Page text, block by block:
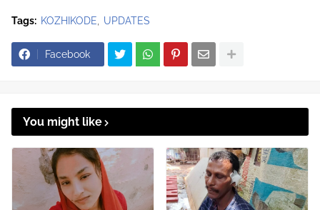
Tags: KOZHIKODE UPDATES
Facebook
You might like